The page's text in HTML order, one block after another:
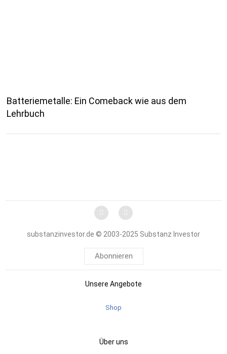
Batteriemetalle: Ein Comeback wie aus dem
Lehrbuch
substanzinvestor.de © 2003-2025 Substanz Investor
Abonnieren
Unsere Angebote
Shop
Über uns